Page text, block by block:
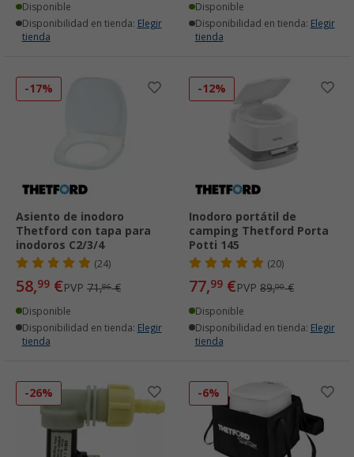
Disponible
Disponibilidad en tienda: Elegir
tienda
Disponible
Disponibilidad en tienda: Elegir
tienda
-17%
Asiento de inodoro
Thetford con tapa para
inodoros C2/3/4
(24)
58,99 €PVP 71,86€
Disponible
Disponibilidad en tienda: Elegir
tienda
-12%
Inodoro portátil de
camping Thetford Porta
Potti 145
(20)
77,99 €PVP 89,00€
Disponible
Disponibilidad en tienda: Elegir
tienda
-26% -6%